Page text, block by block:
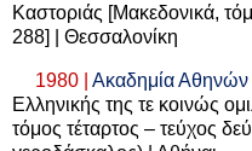
Καστοριάς [Μακεδονικά,
288] | Θεσσαλονίκη
1980 | Ακαδημία Αθηνών |
Ελληνικής της τε κοινώς
τόμος τέταρτος – τεύχος